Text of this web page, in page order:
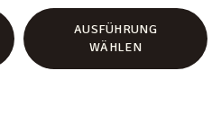
AUSFÜHRUNG
WÄHLEN